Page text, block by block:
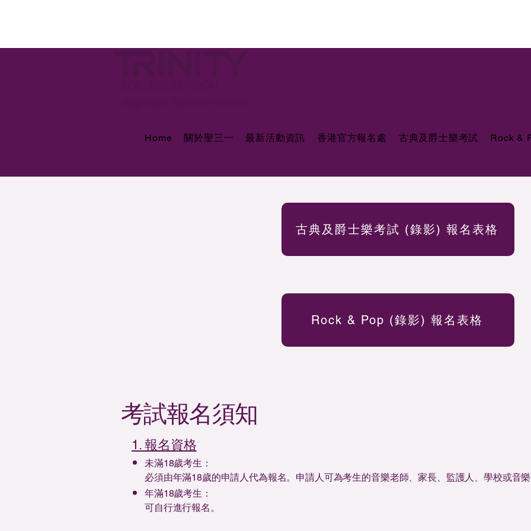
Home 關於聖三一 最新活動資訊 香港官方報名處 古典及爵士樂考試 Rock &
古典及爵士樂考試 (錄影) 報名表格
Rock & Pop (錄影) 報名表格
考試報名須知
1. 報名資格
未滿18歲考生：
必須由年滿18歲的申請人代為報名。申請人可為考生的音樂老師、家長、監護人、學校或音
年滿18歲考生：
可自行進行報名。